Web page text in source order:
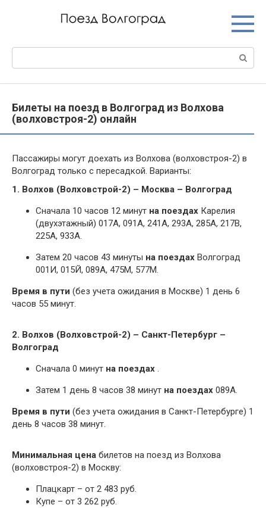
Билеты на поезд в Волгоград из Волхова
(волховстроя-2) онлайн
Пассажиры могут доехать из Волхова (волховстроя-2) в
Волгоград только с пересадкой. Варианты:
1. Волхов (Волховстрой-2) – Москва – Волгоград
Сначала 10 часов 12 минут на поездах Карелия
(двухэтажный) 017А, 091А, 241А, 293А, 285А, 217В,
225А, 933А.
Затем 20 часов 43 минуты на поездах Волгоград
001И, 015Й, 089А, 475М, 577М.
Время в пути (без учета ожидания в Москве) 1 день 6
часов 55 минут.
2. Волхов (Волховстрой-2) – Санкт-Петербург –
Волгоград
Сначала 0 минут на поездах .
Затем 1 день 8 часов 38 минут на поездах 089А.
Время в пути (без учета ожидания в Санкт-Петербурге) 1
день 8 часов 38 минут.
Минимальная цена билетов на поезд из Волхова
(волховстроя-2) в Москву:
Плацкарт – от 2 483 руб.
Купе – от 3 262 руб.